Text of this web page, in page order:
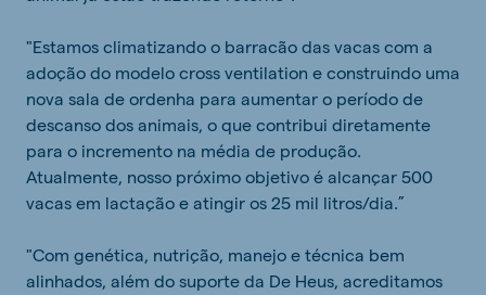
"Estamos climatizando o barracão das vacas com a
adoção do modelo cross ventilation e construindo uma
nova sala de ordenha para aumentar o período de
descanso dos animais, o que contribui diretamente
para o incremento na média de produção.
Atualmente, nosso próximo objetivo é alcançar 500
vacas em lactação e atingir os 25 mil litros/dia.”
"Com genética, nutrição, manejo e técnica bem
alinhados, além do suporte da De Heus, acreditamos